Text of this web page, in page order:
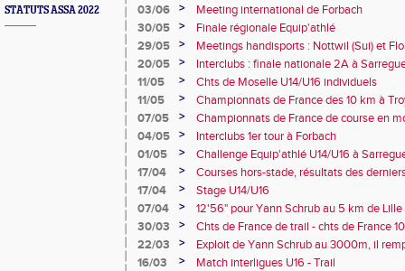
STATUTS ASSA 2022
03/06
>
Meeting international de Forbach
30/05
>
Finale régionale Equip'athlé
29/05
>
Meetings handisports : Nottwil (Sui) et
20/05
>
Interclubs : finale nationale 2A à
avec 50103 points
11/05 >
Chts de Moselle U14/U16 individuels
11/05
>
Championnats de France des 10 km à
médaillée de bronze !!! Courses hors-
07/05 >
Championnats de France de course en
en or et sélectionné en équipe de France
04/05 >
Interclubs 1er tour à Forbach
01/05
>
Challenge Equip'athlé U14/U16 à
17/04
>
Courses hors-stade, résultats des
Niederbronn, Lodève, Valenciennes,
17/04 >
Stage U14/U16
07/04
>
12'56" pour Yann Schrub au 5 km de Lille
30/03
>
Chts de France de trail - chts de France
hors stade
22/03 >
Exploit de Yann Schrub au 3000m, il
son premier podium mondial !!!
16/03 >
Match interligues U16 - Trail